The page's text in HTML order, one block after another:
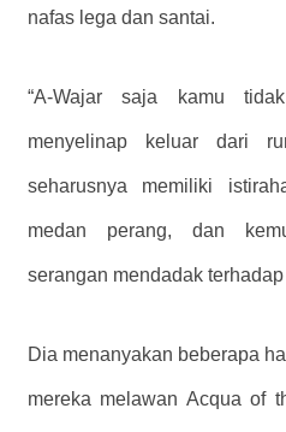
nafas lega dan santai.
“A-Wajar saja kamu
menyelinap keluar dari
seharusnya memiliki
medan perang, dan
serangan mendadak terhadap
Dia menanyakan beberapa
mereka melawan Acqua of